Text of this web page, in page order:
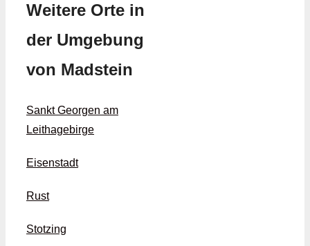
Weitere Orte in
der Umgebung
von Madstein
Sankt Georgen am
Leithagebirge
Eisenstadt
Rust
Stotzing